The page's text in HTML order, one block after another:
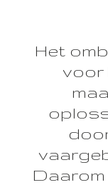
Het
voor